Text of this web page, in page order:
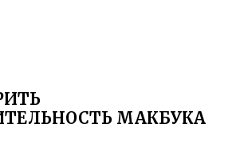
МАКБУКА